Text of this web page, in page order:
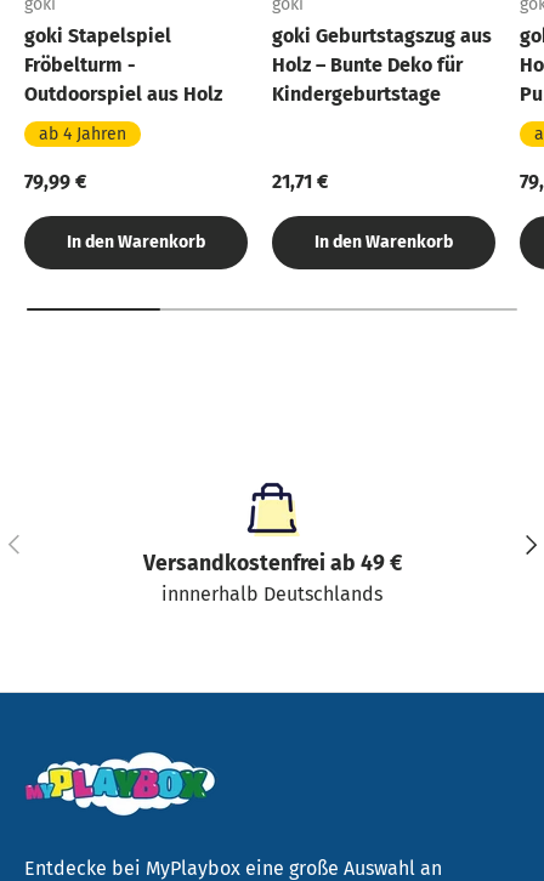
goki Stapelspiel
Fröbelturm -
Outdoorspiel aus Holz
ab 4 Jahren
79,99 €
In den Warenkorb
goki Geburtstagszug aus
Holz – Bunte Deko für
Kindergeburtstage
21,71 €
In den Warenkorb
Vorherige
Versandkostenfrei ab 49 €
innnerhalb Deutschlands
Entdecke bei MyPlaybox eine große Auswahl an